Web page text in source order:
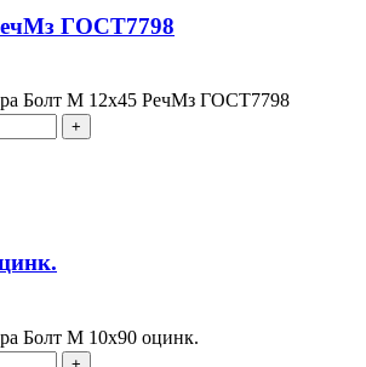
ГОСТ7798
Болт М 12х45 РечМз ГОСТ7798
Болт М 10х90 оцинк.